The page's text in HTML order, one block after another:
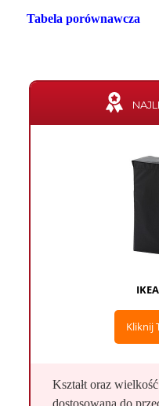
Tabela porównawcza
Kliknij
Kształt oraz
dostosowana do